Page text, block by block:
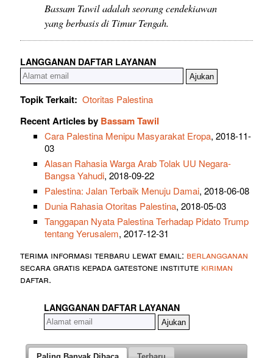
Bassam Tawil adalah seorang cendekiawan
yang berbasis di Timur Tengah.
LANGGANAN DAFTAR LAYANAN
Topik Terkait: Otoritas Palestina
Recent Articles by Bassam Tawil
Cara Palestina Menipu Masyarakat Eropa, 2018-11-
03
Alasan Rahasia Warga Arab Tolak UU Negara-
Bangsa Yahudi, 2018-09-22
Palestina: Jalan Terbaik Menuju Damai, 2018-06-08
Dunia Rahasia Otoritas Palestina, 2018-05-03
Tanggapan Nyata Palestina Terhadap Pidato Trump
tentang Yerusalem, 2017-12-31
terima informasi terbaru lewat email: berlangganan
secara gratis kepada gatestone institute kiriman
daftar.
LANGGANAN DAFTAR LAYANAN